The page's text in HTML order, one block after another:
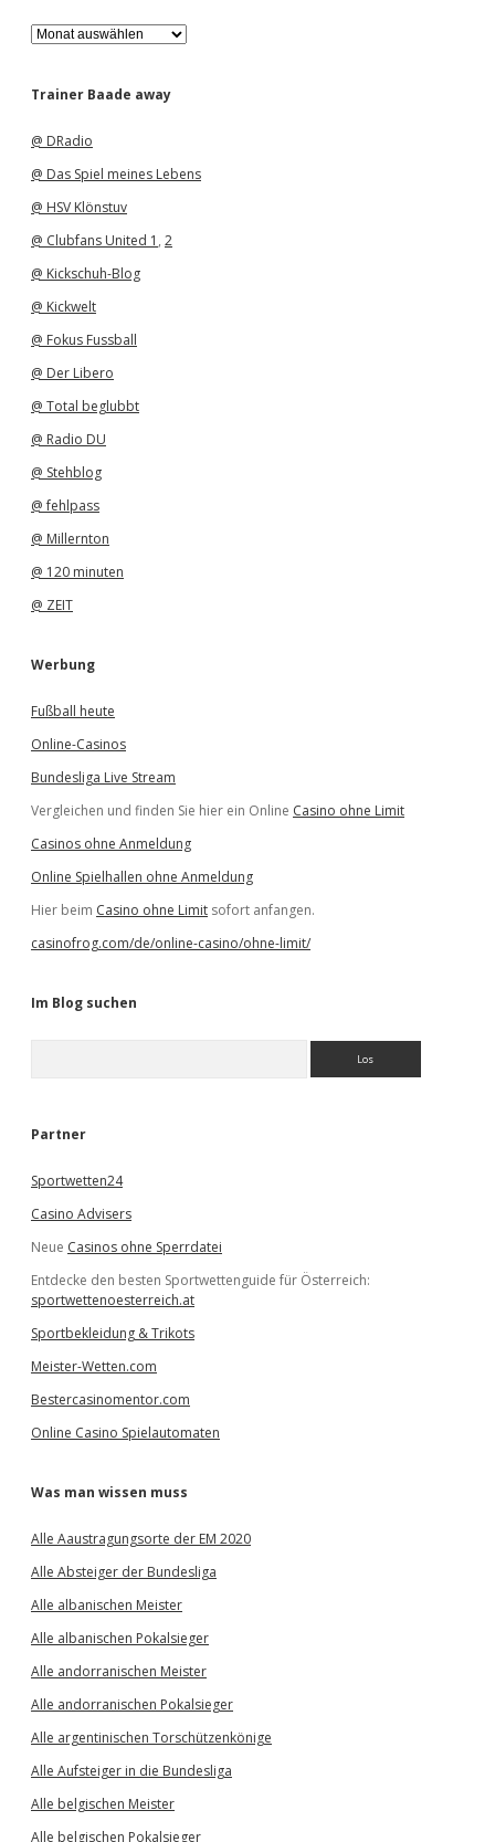
A
r
h
Trainer Baade away
@ DRadio
@ Das Spiel meines Lebens
@ HSV Klönstuv
@ Clubfans United 1 , 2
@ Kickschuh-Blog
@ Kickwelt
@ Fokus Fussball
@ Der Libero
@ Total beglubbt
@ Radio DU
@ Stehblog
@ fehlpass
@ Millernton
@ 120 minuten
@ ZEIT
Werbung
Fußball heute
Online-Casinos
Bundesliga Live Stream
Vergleichen und finden Sie hier ein Online Casino ohne Limit
Casinos ohne Anmeldung
Online Spielhallen ohne Anmeldung
Hier beim Casino ohne Limit sofort anfangen.
casinofrog.com/de/online-casino/ohne-limit/
Im Blog suchen
e
Partner
Sportwetten24
Casino Advisers
Neue Casinos ohne Sperrdatei
Entdecke den besten Sportwettenguide für Österreich:
sportwettenoesterreich.at
Sportbekleidung & Trikots
Meister-Wetten.com
Bestercasinomentor.com
Online Casino Spielautomaten
Was man wissen muss
Alle Aaustragungsorte der EM 2020
Alle Absteiger der Bundesliga
Alle albanischen Meister
Alle albanischen Pokalsieger
Alle andorranischen Meister
Alle andorranischen Pokalsieger
Alle argentinischen Torschützenkönige
Alle Aufsteiger in die Bundesliga
Alle belgischen Meister
Alle belgischen Pokalsieger